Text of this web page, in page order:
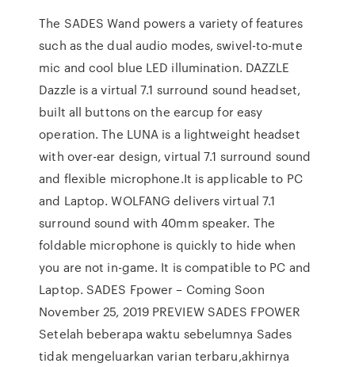
The SADES Wand powers a variety of features
such as the dual audio modes, swivel-to-mute
mic and cool blue LED illumination. DAZZLE
Dazzle is a virtual 7.1 surround sound headset,
built all buttons on the earcup for easy
operation. The LUNA is a lightweight headset
with over-ear design, virtual 7.1 surround sound
and flexible microphone.It is applicable to PC
and Laptop. WOLFANG delivers virtual 7.1
surround sound with 40mm speaker. The
foldable microphone is quickly to hide when
you are not in-game. It is compatible to PC and
Laptop. SADES Fpower – Coming Soon
November 25, 2019 PREVIEW SADES FPOWER
Setelah beberapa waktu sebelumnya Sades
tidak mengeluarkan varian terbaru,akhirnya